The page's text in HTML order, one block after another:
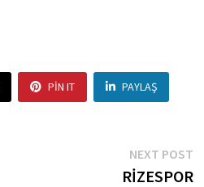
PIN IT PAYLAŞ
NEXT POST
RİZESPOR